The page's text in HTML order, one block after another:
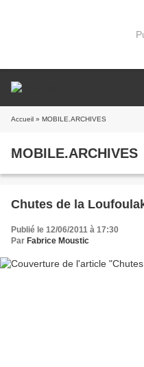
Accueil » MOBILE.ARCHIVES
MOBILE.ARCHIVES
Chutes de la
Publié le 12/06/2011 à 17:30
Par Fabrice Moustic